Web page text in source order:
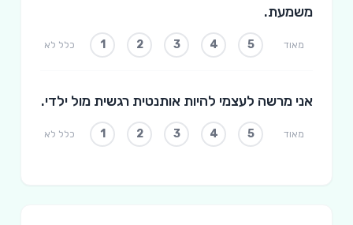
משמעת.
כלל לא 1 2 3 4 5 מאוד
אני מרשה לעצמי להיות אותנטית רגשית מול ילדי.
כלל לא 1 2 3 4 5 מאוד